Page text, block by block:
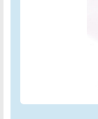
anpassen.
auch die
bohren. Greifen
Bohrmaschine